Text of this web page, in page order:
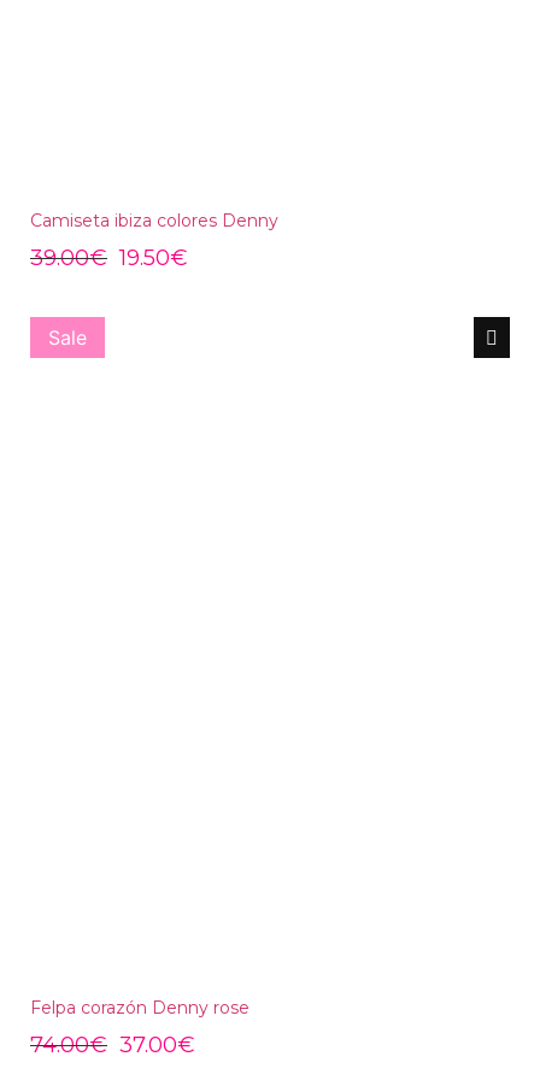
Camiseta ibiza colores Denny
39.00€ 19.50€
Sale
Felpa corazón Denny rose
74.00€ 37.00€